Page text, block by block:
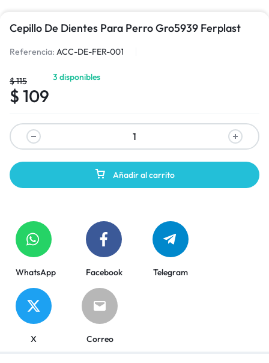
Cepillo De Dientes Para Perro Gro5939 Ferplast
Referencia: ACC-DE-FER-001
$115
$ 109
3 disponibles
Añadir al carrito
WhatsApp Facebook Telegram
X Correo